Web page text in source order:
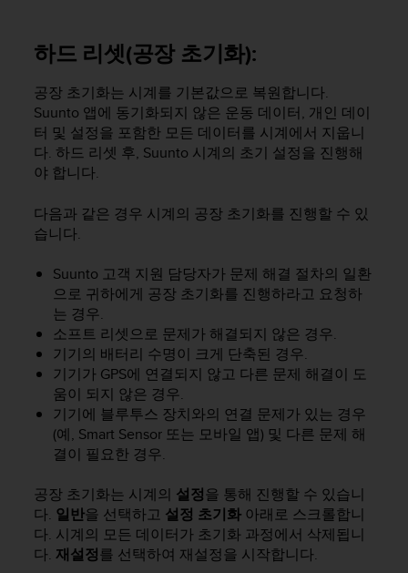
하드 리셋(공장 초기화):
공장 초기화는 시계를 기본값으로 복원합니다.
Suunto 앱에 동기화되지 않은 운동 데이터, 개인 데이
터 및 설정을 포함한 모든 데이터를 시계에서 지웁니
다. 하드 리셋 후, Suunto 시계의 초기 설정을 진행해
야 합니다.
다음과 같은 경우 시계의 공장 초기화를 진행할 수 있
습니다.
Suunto 고객 지원 담당자가 문제 해결 절차의 일환
으로 귀하에게 공장 초기화를 진행하라고 요청하
는 경우.
소프트 리셋으로 문제가 해결되지 않은 경우.
기기의 배터리 수명이 크게 단축된 경우.
기기가 GPS에 연결되지 않고 다른 문제 해결이 도
움이 되지 않은 경우.
기기에 블루투스 장치와의 연결 문제가 있는 경우
(예, Smart Sensor 또는 모바일 앱) 및 다른 문제 해
결이 필요한 경우.
공장 초기화는 시계의 설정을 통해 진행할 수 있습니
다. 일반을 선택하고 설정 초기화 아래로 스크롤합니
다. 시계의 모든 데이터가 초기화 과정에서 삭제됩니
다. 재설정를 선택하여 재설정을 시작합니다.